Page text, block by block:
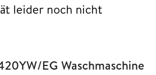
leider noch nicht
EG Waschmaschine